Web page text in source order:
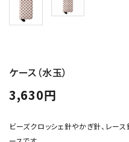
特定商取引法について
ケース（水玉）
3,630円
ビーズクロッシェ針やかぎ針、レ